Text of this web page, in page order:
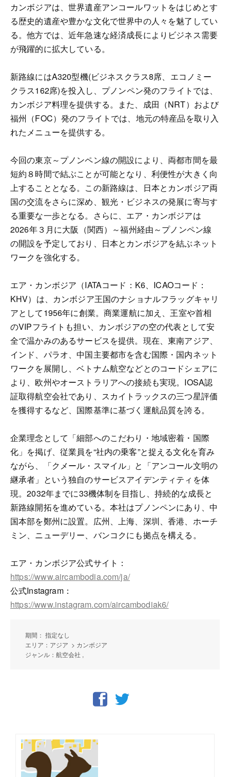
カンボジアは、世界遺産アンコールワットをはじめとす
る歴史的遺産や豊かな文化で世界中の人々を魅了してい
る。他方では、近年急速な経済成長によりビジネス需要
が飛躍的に拡大している。
新路線にはA320型機(ビジネスクラス8席、エコノミー
クラス162席)を投入し、プノンペン発のフライトでは、
カンボジア料理を提供する。また、成田（NRT）および
福州（FOC）発のフライトでは、地元の特産品を取り入
れたメニューを提供する。
今回の東京～プノンペン線の開設により、両都市間を最
短約８時間で結ぶことが可能となり、利便性が大きく向
上することとなる。この新路線は、日本とカンボジア両
国の交流をさらに深め、観光・ビジネスの発展に寄与す
る重要な一歩となる。さらに、エア・カンボジアは
2026年３月に大阪（関西）～福州経由～プノンペン線
の開設を予定しており、日本とカンボジアを結ぶネット
ワークを強化する。
エア・カンボジア（IATAコード：K6、ICAOコード：
KHV）は、カンボジア王国のナショナルフラッグキャリ
アとして1956年に創業。商業運航に加え、王室や首相
のVIPフライトも担い、カンボジアの空の代表として安
全で温かみのあるサービスを提供。現在、東南アジア、
インド、パラオ、中国主要都市を含む国際・国内ネット
ワークを展開し、ベトナム航空などとのコードシェアに
より、欧州やオーストラリアへの接続も実現。IOSA認
証取得航空会社であり、スカイトラックスの三つ星評価
を獲得するなど、国際基準に基づく運航品質を誇る。
企業理念として「細部へのこだわり・地域密着・国際
化」を掲げ、従業員を“社内の乗客”と捉える文化を育み
ながら、「クメール・スマイル」と「アンコール文明の
継承者」という独自のサービスアイデンティティを体
現。2032年までに33機体制を目指し、持続的な成長と
新路線開拓を進めている。本社はプノンペンにあり、中
国本部を鄭州に設置。広州、上海、深圳、香港、ホーチ
ミン、ニューデリー、バンコクにも拠点を構える。
エア・カンボジア公式サイト：
https://www.aircambodia.com/ja/
公式Instagram：
https://www.instagram.com/aircambodiak6/
期間： 指定なし
エリア：アジア > カンボジア
ジャンル：航空会社 ,